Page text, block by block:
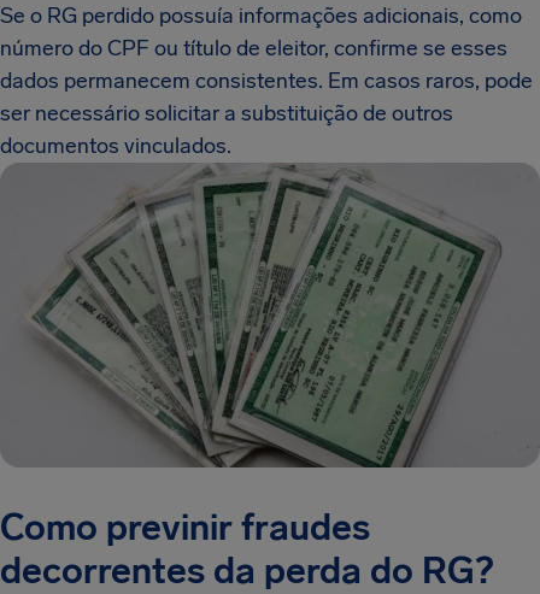
Se o RG perdido possuía informações adicionais, como
número do CPF ou título de eleitor, confirme se esses
dados permanecem consistentes. Em casos raros, pode
ser necessário solicitar a substituição de outros
documentos vinculados.
Como previnir fraudes
decorrentes da perda do RG?